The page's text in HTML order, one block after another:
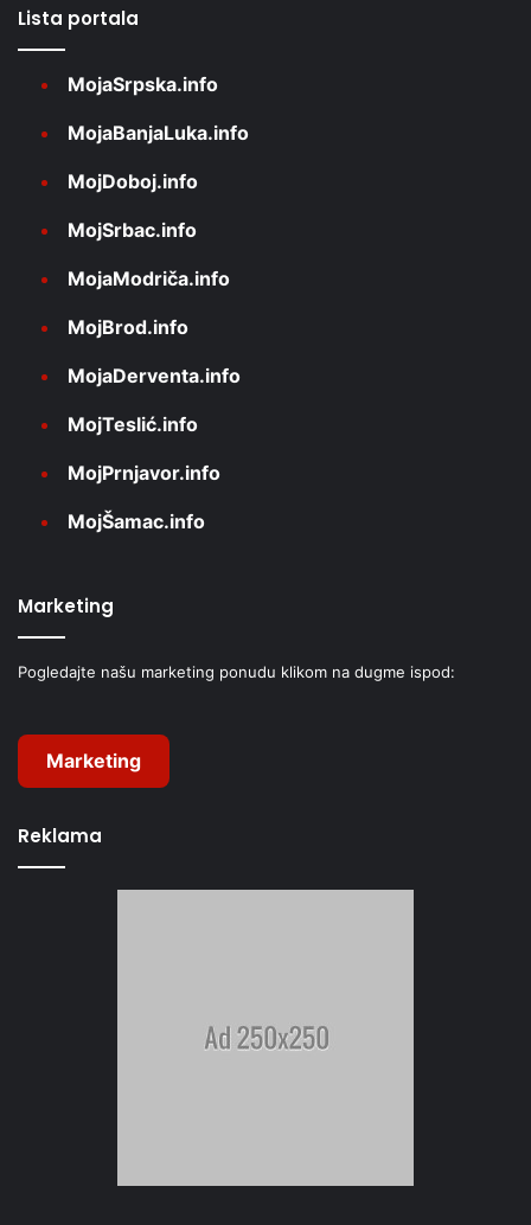
Lista portala
MojaSrpska.info
MojaBanjaLuka.info
MojDoboj.info
MojSrbac.info
MojaModriča.info
MojBrod.info
MojaDerventa.info
MojTeslić.info
MojPrnjavor.info
MojŠamac.info
Marketing
Pogledajte našu marketing ponudu klikom na dugme ispod:
Marketing
Reklama